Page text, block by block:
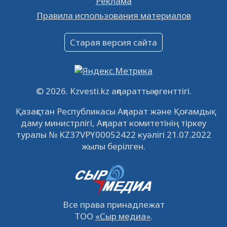
16.12.2022 61051
Объявление
09.12.2022
Свободные рабочие места
встречу с инвесторами в Кызылорде 22
ноября
21.11.2022 14949 0
© 2026. Kzvesti.kz ақпараттық агенттігі.
Қазақстан Республикасы Ақпарат және Қоғамдық
даму министрлігі, Ақпарат комитетінің тіркеу
туралы № KZ37VPY00052422 куәлігі 21.07.2022
жылы берілген.
Все права принадлежат
ТОО «Сыр медиа».
Правила использования материалов
Старая версия сайта